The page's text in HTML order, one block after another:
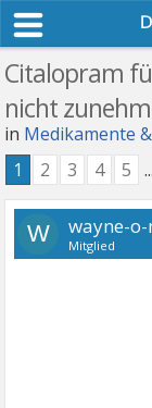
Citalopram
nicht
in Medikamente
1 2 3 4 5 ...
W wayne-
Mitglied